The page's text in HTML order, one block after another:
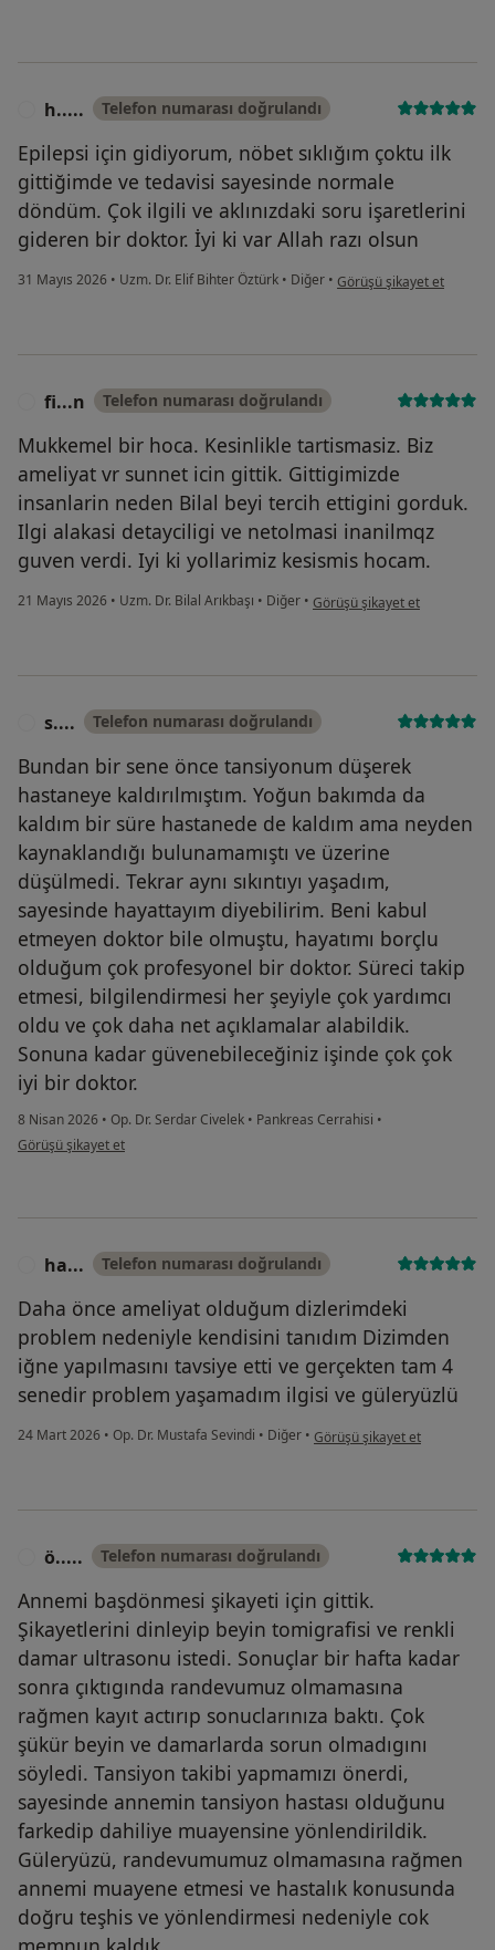
h..... Telefon numarası doğrulandı
Epilepsi için gidiyorum, nöbet sıklığım çoktu ilk
gittiğimde ve tedavisi sayesinde normale
döndüm. Çok ilgili ve aklınızdaki soru işaretlerini
gideren bir doktor. İyi ki var Allah razı olsun
31 Mayıs 2026 • Uzm. Dr. Elif Bihter Öztürk • Diğer • kullanıcının görüşüne
Görüşü şikayet et
fi...n Telefon numarası doğrulandı
Mukkemel bir hoca. Kesinlikle tartismasiz. Biz
ameliyat vr sunnet icin gittik. Gittigimizde
insanlarin neden Bilal beyi tercih ettigini gorduk.
Ilgi alakasi detayciligi ve netolmasi inanilmqz
guven verdi. Iyi ki yollarimiz kesismis hocam.
21 Mayıs 2026 • Uzm. Dr. Bilal Arıkbaşı • Diğer • kullanıcının görüşüne göre
Görüşü şikayet et
s.... Telefon numarası doğrulandı
Bundan bir sene önce tansiyonum düşerek
hastaneye kaldırılmıştım. Yoğun bakımda da
kaldım bir süre hastanede de kaldım ama neyden
kaynaklandığı bulunamamıştı ve üzerine
düşülmedi. Tekrar aynı sıkıntıyı yaşadım,
sayesinde hayattayım diyebilirim. Beni kabul
etmeyen doktor bile olmuştu, hayatımı borçlu
olduğum çok profesyonel bir doktor. Süreci takip
etmesi, bilgilendirmesi her şeyiyle çok yardımcı
oldu ve çok daha net açıklamalar alabildik.
Sonuna kadar güvenebileceğiniz işinde çok çok
iyi bir doktor.
8 Nisan 2026 • Op. Dr. Serdar Civelek • Pankreas Cerrahisi •
kullanıcının görüşüne göre s....
Görüşü şikayet et
ha... Telefon numarası doğrulandı
Daha önce ameliyat olduğum dizlerimdeki
problem nedeniyle kendisini tanıdım Dizimden
iğne yapılmasını tavsiye etti ve gerçekten tam 4
senedir problem yaşamadım ilgisi ve güleryüzlü
24 Mart 2026 • Op. Dr. Mustafa Sevindi • Diğer • kullanıcının görüşüne göre
Görüşü şikayet et
ö..... Telefon numarası doğrulandı
Annemi başdönmesi şikayeti için gittik.
Şikayetlerini dinleyip beyin tomigrafisi ve renkli
damar ultrasonu istedi. Sonuçlar bir hafta kadar
sonra çıktıgında randevumuz olmamasına
rağmen kayıt actırıp sonuclarınıza baktı. Çok
şükür beyin ve damarlarda sorun olmadıgını
söyledi. Tansiyon takibi yapmamızı önerdi,
sayesinde annemin tansiyon hastası olduğunu
farkedip dahiliye muayensine yönlendirildik.
Güleryüzü, randevumumuz olmamasına rağmen
annemi muayene etmesi ve hastalık konusunda
doğru teşhis ve yönlendirmesi nedeniyle cok